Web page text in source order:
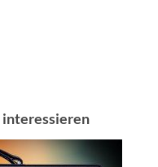
interessieren